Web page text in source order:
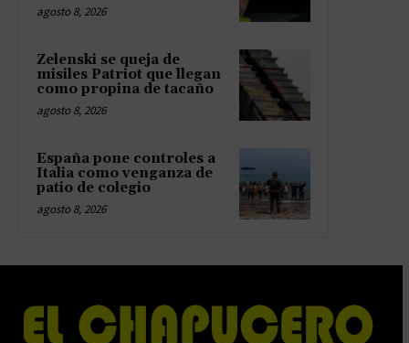
agosto 8, 2026
Zelenski se queja de
misiles Patriot que llegan
como propina de tacaño
agosto 8, 2026
España pone controles a
Italia como venganza de
patio de colegio
agosto 8, 2026